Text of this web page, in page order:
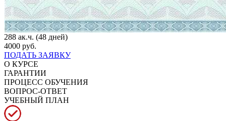
288 ак.ч. (48 дней)
4000 руб.
ПОДАТЬ ЗАЯВКУ
О КУРСЕ
ГАРАНТИИ
ПРОЦЕСС ОБУЧЕНИЯ
ВОПРОС-ОТВЕТ
УЧЕБНЫЙ ПЛАН